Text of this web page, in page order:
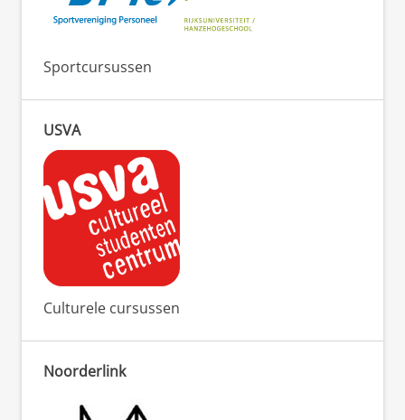
Sportcursussen
USVA
Culturele cursussen
Noorderlink